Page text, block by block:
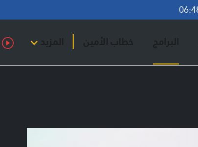
البرامج خطاب الأمين المزيد